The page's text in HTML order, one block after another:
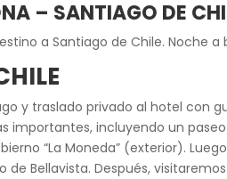
– SANTIAGO DE
a Santiago de Chile. Noche a
y traslado privado al hotel con
importantes, incluyendo un
“La Moneda” (exterior).
Bellavista. Después,